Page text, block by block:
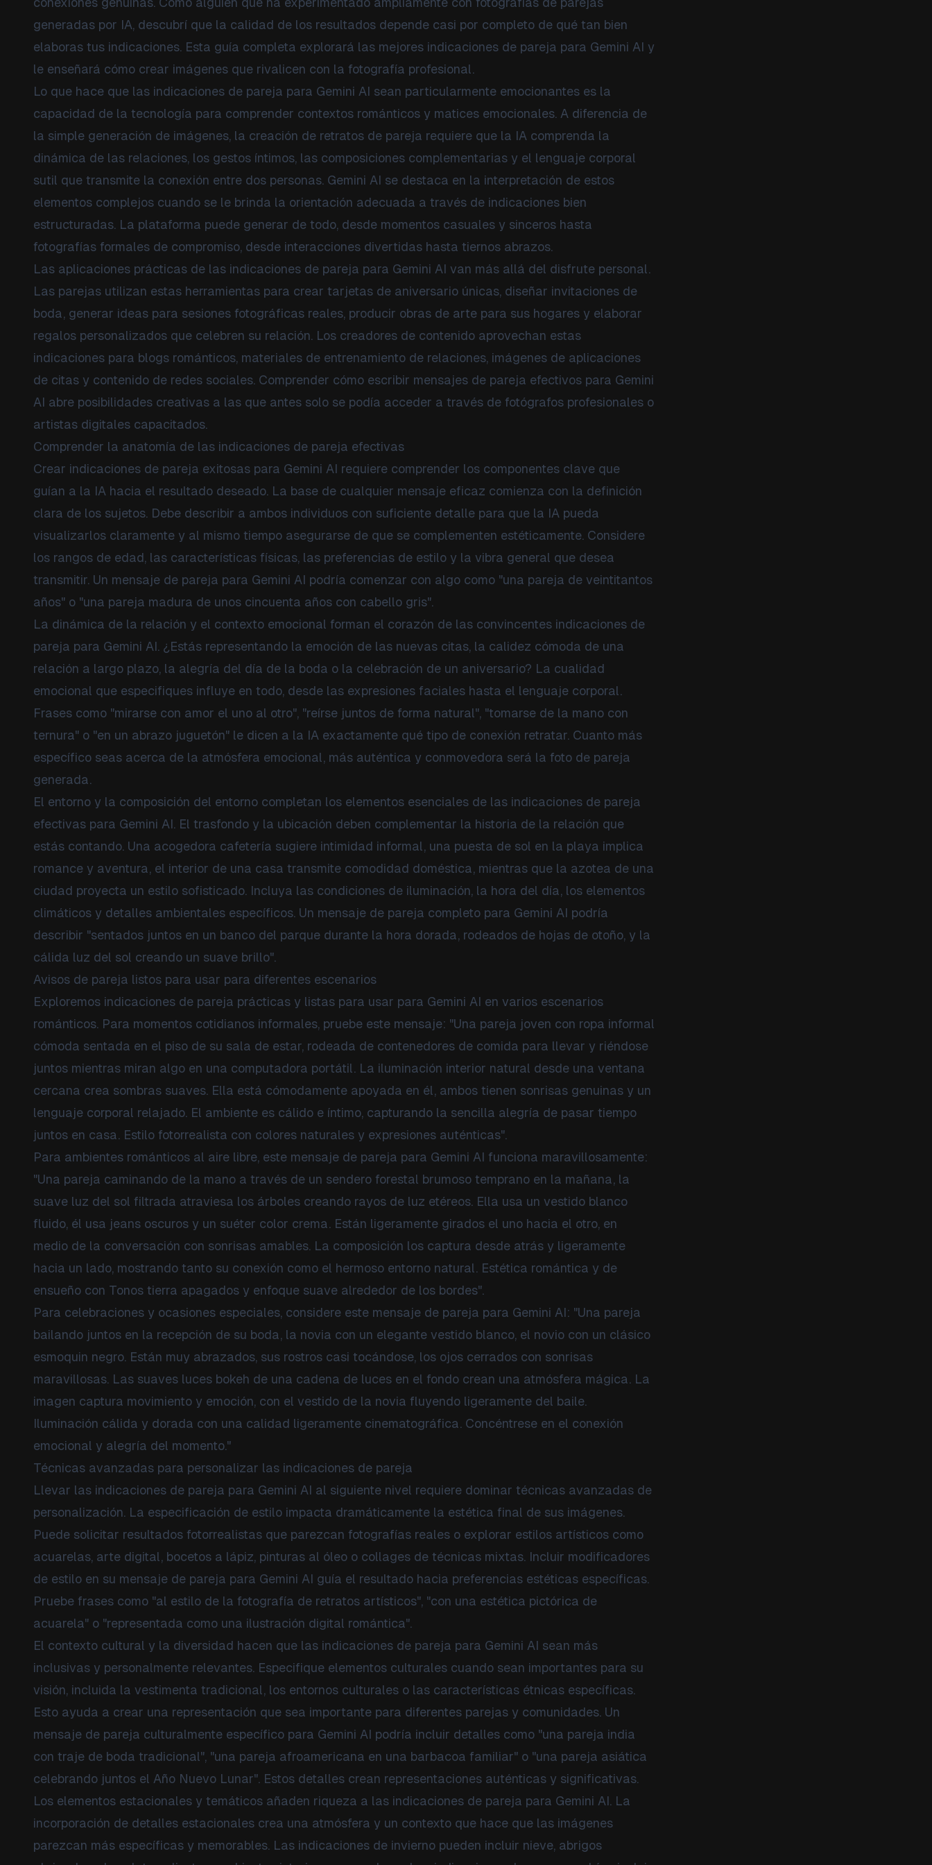
generadas por IA, descubrí que la calidad de los resultados depende casi por completo de qué tan bien
elaboras tus indicaciones. Esta guía completa explorará las mejores indicaciones de pareja para Gemini AI y
le enseñará cómo crear imágenes que rivalicen con la fotografía profesional.
Lo que hace que las indicaciones de pareja para Gemini AI sean particularmente emocionantes es la
capacidad de la tecnología para comprender contextos románticos y matices emocionales. A diferencia de
la simple generación de imágenes, la creación de retratos de pareja requiere que la IA comprenda la
dinámica de las relaciones, los gestos íntimos, las composiciones complementarias y el lenguaje corporal
sutil que transmite la conexión entre dos personas. Gemini AI se destaca en la interpretación de estos
elementos complejos cuando se le brinda la orientación adecuada a través de indicaciones bien
estructuradas. La plataforma puede generar de todo, desde momentos casuales y sinceros hasta
fotografías formales de compromiso, desde interacciones divertidas hasta tiernos abrazos.
Las aplicaciones prácticas de las indicaciones de pareja para Gemini AI van más allá del disfrute personal.
Las parejas utilizan estas herramientas para crear tarjetas de aniversario únicas, diseñar invitaciones de
boda, generar ideas para sesiones fotográficas reales, producir obras de arte para sus hogares y elaborar
regalos personalizados que celebren su relación. Los creadores de contenido aprovechan estas
indicaciones para blogs románticos, materiales de entrenamiento de relaciones, imágenes de aplicaciones
de citas y contenido de redes sociales. Comprender cómo escribir mensajes de pareja efectivos para Gemini
AI abre posibilidades creativas a las que antes solo se podía acceder a través de fotógrafos profesionales o
artistas digitales capacitados.
Comprender la anatomía de las indicaciones de pareja efectivas
Crear indicaciones de pareja exitosas para Gemini AI requiere comprender los componentes clave que
guían a la IA hacia el resultado deseado. La base de cualquier mensaje eficaz comienza con la definición
clara de los sujetos. Debe describir a ambos individuos con suficiente detalle para que la IA pueda
visualizarlos claramente y al mismo tiempo asegurarse de que se complementen estéticamente. Considere
los rangos de edad, las características físicas, las preferencias de estilo y la vibra general que desea
transmitir. Un mensaje de pareja para Gemini AI podría comenzar con algo como "una pareja de veintitantos
años" o "una pareja madura de unos cincuenta años con cabello gris".
La dinámica de la relación y el contexto emocional forman el corazón de las convincentes indicaciones de
pareja para Gemini AI. ¿Estás representando la emoción de las nuevas citas, la calidez cómoda de una
relación a largo plazo, la alegría del día de la boda o la celebración de un aniversario? La cualidad
emocional que especifiques influye en todo, desde las expresiones faciales hasta el lenguaje corporal.
Frases como "mirarse con amor el uno al otro", "reírse juntos de forma natural", "tomarse de la mano con
ternura" o "en un abrazo juguetón" le dicen a la IA exactamente qué tipo de conexión retratar. Cuanto más
específico seas acerca de la atmósfera emocional, más auténtica y conmovedora será la foto de pareja
generada.
El entorno y la composición del entorno completan los elementos esenciales de las indicaciones de pareja
efectivas para Gemini AI. El trasfondo y la ubicación deben complementar la historia de la relación que
estás contando. Una acogedora cafetería sugiere intimidad informal, una puesta de sol en la playa implica
romance y aventura, el interior de una casa transmite comodidad doméstica, mientras que la azotea de una
ciudad proyecta un estilo sofisticado. Incluya las condiciones de iluminación, la hora del día, los elementos
climáticos y detalles ambientales específicos. Un mensaje de pareja completo para Gemini AI podría
describir "sentados juntos en un banco del parque durante la hora dorada, rodeados de hojas de otoño, y la
cálida luz del sol creando un suave brillo".
Avisos de pareja listos para usar para diferentes escenarios
Exploremos indicaciones de pareja prácticas y listas para usar para Gemini AI en varios escenarios
románticos. Para momentos cotidianos informales, pruebe este mensaje: "Una pareja joven con ropa informal
cómoda sentada en el piso de su sala de estar, rodeada de contenedores de comida para llevar y riéndose
juntos mientras miran algo en una computadora portátil. La iluminación interior natural desde una ventana
cercana crea sombras suaves. Ella está cómodamente apoyada en él, ambos tienen sonrisas genuinas y un
lenguaje corporal relajado. El ambiente es cálido e íntimo, capturando la sencilla alegría de pasar tiempo
juntos en casa. Estilo fotorrealista con colores naturales y expresiones auténticas".
Para ambientes románticos al aire libre, este mensaje de pareja para Gemini AI funciona maravillosamente:
"Una pareja caminando de la mano a través de un sendero forestal brumoso temprano en la mañana, la
suave luz del sol filtrada atraviesa los árboles creando rayos de luz etéreos. Ella usa un vestido blanco
fluido, él usa jeans oscuros y un suéter color crema. Están ligeramente girados el uno hacia el otro, en
medio de la conversación con sonrisas amables. La composición los captura desde atrás y ligeramente
hacia un lado, mostrando tanto su conexión como el hermoso entorno natural. Estética romántica y de
ensueño con Tonos tierra apagados y enfoque suave alrededor de los bordes".
Para celebraciones y ocasiones especiales, considere este mensaje de pareja para Gemini AI: "Una pareja
bailando juntos en la recepción de su boda, la novia con un elegante vestido blanco, el novio con un clásico
esmoquin negro. Están muy abrazados, sus rostros casi tocándose, los ojos cerrados con sonrisas
maravillosas. Las suaves luces bokeh de una cadena de luces en el fondo crean una atmósfera mágica. La
imagen captura movimiento y emoción, con el vestido de la novia fluyendo ligeramente del baile.
Iluminación cálida y dorada con una calidad ligeramente cinematográfica. Concéntrese en el conexión
emocional y alegría del momento."
Técnicas avanzadas para personalizar las indicaciones de pareja
Llevar las indicaciones de pareja para Gemini AI al siguiente nivel requiere dominar técnicas avanzadas de
personalización. La especificación de estilo impacta dramáticamente la estética final de sus imágenes.
Puede solicitar resultados fotorrealistas que parezcan fotografías reales o explorar estilos artísticos como
acuarelas, arte digital, bocetos a lápiz, pinturas al óleo o collages de técnicas mixtas. Incluir modificadores
de estilo en su mensaje de pareja para Gemini AI guía el resultado hacia preferencias estéticas específicas.
Pruebe frases como "al estilo de la fotografía de retratos artísticos", "con una estética pictórica de
acuarela" o "representada como una ilustración digital romántica".
El contexto cultural y la diversidad hacen que las indicaciones de pareja para Gemini AI sean más
inclusivas y personalmente relevantes. Especifique elementos culturales cuando sean importantes para su
visión, incluida la vestimenta tradicional, los entornos culturales o las características étnicas específicas.
Esto ayuda a crear una representación que sea importante para diferentes parejas y comunidades. Un
mensaje de pareja culturalmente específico para Gemini AI podría incluir detalles como "una pareja india
con traje de boda tradicional", "una pareja afroamericana en una barbacoa familiar" o "una pareja asiática
celebrando juntos el Año Nuevo Lunar". Estos detalles crean representaciones auténticas y significativas.
Los elementos estacionales y temáticos añaden riqueza a las indicaciones de pareja para Gemini AI. La
incorporación de detalles estacionales crea una atmósfera y un contexto que hace que las imágenes
parezcan más específicas y memorables. Las indicaciones de invierno pueden incluir nieve, abrigos